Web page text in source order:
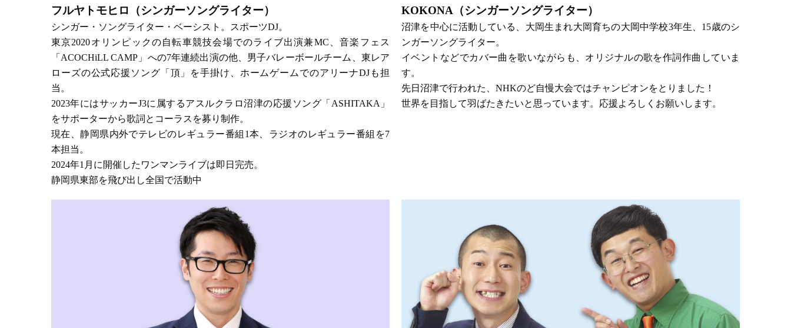
フルヤトモヒロ（シンガーソングライター）
シンガー・ソングライター・ベーシスト。スポーツDJ。
東京2020オリンピックの自転車競技会場でのライブ出演兼MC、音楽フェス
「ACOCHiLL CAMP」への7年連続出演の他、男子バレーボールチーム、東レア
ローズの公式応援ソング「頂」を手掛け、ホームゲームでのアリーナDJも担
当。
2023年にはサッカーJ3に属するアスルクラロ沼津の応援ソング「ASHITAKA」
をサポーターから歌詞とコーラスを募り制作。
現在、静岡県内外でテレビのレギュラー番組1本、ラジオのレギュラー番組を7
本担当。
2024年1月に開催したワンマンライブは即日完売。
静岡県東部を飛び出し全国で活動中
KOKONA（シンガーソングライター）
沼津を中心に活動している、大岡生まれ大岡育ちの大岡中学校3年生、15歳のシ
ンガーソングライター。
イベントなどでカバー曲を歌いながらも、オリジナルの歌を作詞作曲していま
す。
先日沼津で行われた、NHKのど自慢大会ではチャンピオンをとりました！
世界を目指して羽ばたきたいと思っています。応援よろしくお願いします。